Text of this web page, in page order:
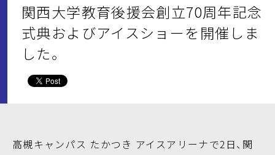
関西大学教育後援会創立70周年記念
式典およびアイスショーを開催しま
した。
高槻キャンパス たかつき アイスアリーナで2日、関